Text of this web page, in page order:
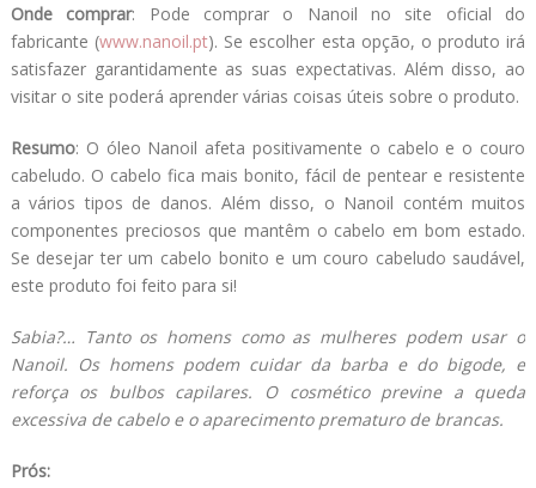
Onde comprar: Pode comprar o Nanoil no site oficial do
fabricante (www.nanoil.pt). Se escolher esta opção, o produto irá
satisfazer garantidamente as suas expectativas. Além disso, ao
visitar o site poderá aprender várias coisas úteis sobre o produto.
Resumo: O óleo Nanoil afeta positivamente o cabelo e o couro
cabeludo. O cabelo fica mais bonito, fácil de pentear e resistente
a vários tipos de danos. Além disso, o Nanoil contém muitos
componentes preciosos que mantêm o cabelo em bom estado.
Se desejar ter um cabelo bonito e um couro cabeludo saudável,
este produto foi feito para si!
Sabia?… Tanto os homens como as mulheres podem usar o
Nanoil. Os homens podem cuidar da barba e do bigode, e
reforça os bulbos capilares. O cosmético previne a queda
excessiva de cabelo e o aparecimento prematuro de brancas.
Prós: